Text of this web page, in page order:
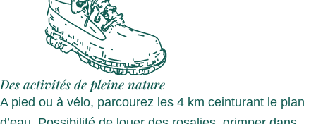
Des activités de pleine nature
A pied ou à vélo, parcourez les 4 km ceinturant le plan